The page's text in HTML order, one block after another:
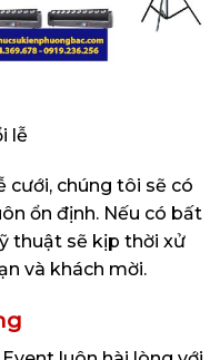
lễ
cưới, chúng tôi sẽ có
ổn định. Nếu có bất
thuật sẽ kịp thời xử
và khách mời.